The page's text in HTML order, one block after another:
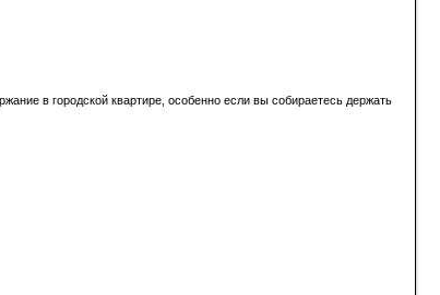
в городской квартире, особенно если вы собираетесь держать